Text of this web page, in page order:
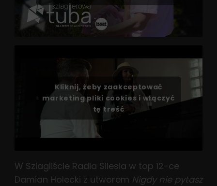
Kliknij, żeby zaakceptować
marketing pliki cookies i włączyć
tę treść
W Szlagliście Radia Silesia w top 12-ce
Damian Holecki z utworem Nigdy nie pytasz